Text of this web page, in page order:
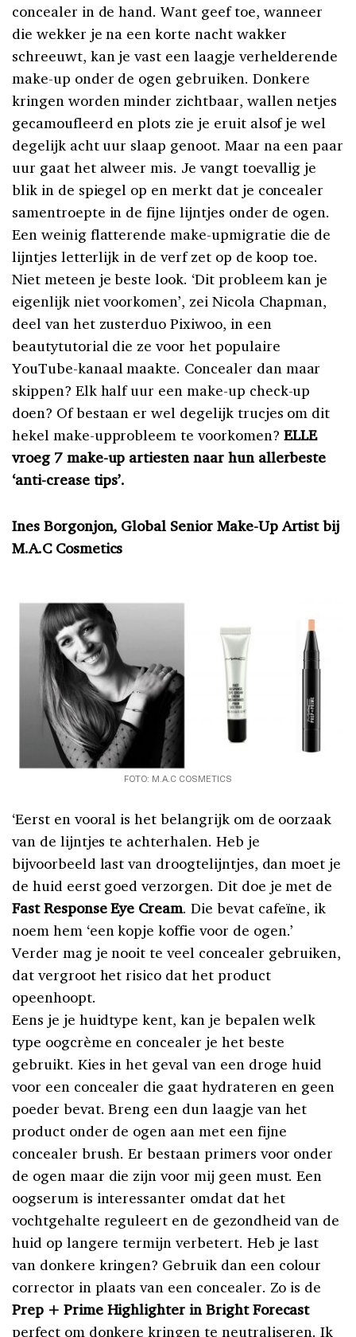
concealer in de hand. Want geef toe, wanneer
die wekker je na een korte nacht wakker
schreeuwt, kan je vast een laagje verhelderende
make-up onder de ogen gebruiken. Donkere
kringen worden minder zichtbaar, wallen netjes
gecamoufleerd en plots zie je eruit alsof je wel
degelijk acht uur slaap genoot. Maar na een paar
uur gaat het alweer mis. Je vangt toevallig je
blik in de spiegel op en merkt dat je concealer
samentroepte in de fijne lijntjes onder de ogen.
Een weinig flatterende make-upmigratie die de
lijntjes letterlijk in de verf zet op de koop toe.
Niet meteen je beste look. ‘Dit probleem kan je
eigenlijk niet voorkomen’, zei Nicola Chapman,
deel van het zusterduo Pixiwoo, in een
beautytutorial die ze voor het populaire
YouTube-kanaal maakte. Concealer dan maar
skippen? Elk half uur een make-up check-up
doen? Of bestaan er wel degelijk trucjes om dit
hekel make-upprobleem te voorkomen? ELLE
vroeg 7 make-up artiesten naar hun allerbeste
‘anti-crease tips’.
Ines Borgonjon, Global Senior Make-Up Artist bij
M.A.C Cosmetics
FOTO: M.A.C COSMETICS
‘Eerst en vooral is het belangrijk om de oorzaak
van de lijntjes te achterhalen. Heb je
bijvoorbeeld last van droogtelijntjes, dan moet je
de huid eerst goed verzorgen. Dit doe je met de
Fast Response Eye Cream. Die bevat cafeïne, ik
noem hem ‘een kopje koffie voor de ogen.’
Verder mag je nooit te veel concealer gebruiken,
dat vergroot het risico dat het product
opeenhoopt.
Eens je je huidtype kent, kan je bepalen welk
type oogcrème en concealer je het beste
gebruikt. Kies in het geval van een droge huid
voor een concealer die gaat hydrateren en geen
poeder bevat. Breng een dun laagje van het
product onder de ogen aan met een fijne
concealer brush. Er bestaan primers voor onder
de ogen maar die zijn voor mij geen must. Een
oogserum is interessanter omdat dat het
vochtgehalte reguleert en de gezondheid van de
huid op langere termijn verbetert. Heb je last
van donkere kringen? Gebruik dan een colour
corrector in plaats van een concealer. Zo is de
Prep + Prime Highlighter in Bright Forecast
perfect om donkere kringen te neutraliseren. Ik